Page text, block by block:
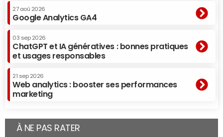
27 aoû 2026
Google Analytics GA4
03 sep 2026
ChatGPT et IA génératives : bonnes pratiques
et usages responsables
21 sep 2026
Web analytics : booster ses performances
marketing
À NE PAS RATER